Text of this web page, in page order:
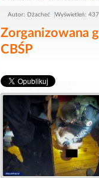
Autor: Dżacheć Wyświetleń:
Zorganizowana
CBŚP